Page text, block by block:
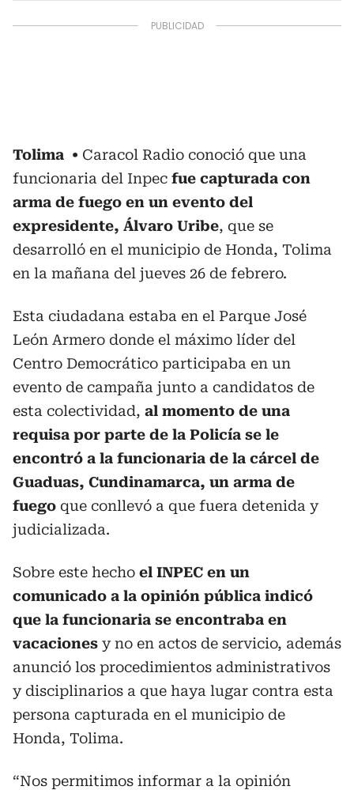
Tolima
Caracol Radio conoció que una
funcionaria del Inpec fue capturada con
arma de fuego en un evento del
expresidente, Álvaro Uribe, que se
desarrolló en el municipio de Honda, Tolima
en la mañana del jueves 26 de febrero.
Esta ciudadana estaba en el Parque José
León Armero donde el máximo líder del
Centro Democrático participaba en un
evento de campaña junto a candidatos de
esta colectividad, al momento de una
requisa por parte de la Policía se le
encontró a la funcionaria de la cárcel de
Guaduas, Cundinamarca, un arma de
fuego que conllevó a que fuera detenida y
judicializada.
Sobre este hecho el INPEC en un
comunicado a la opinión pública indicó
que la funcionaria se encontraba en
vacaciones y no en actos de servicio, además
anunció los procedimientos administrativos
y disciplinarios a que haya lugar contra esta
persona capturada en el municipio de
Honda, Tolima.
“Nos permitimos informar a la opinión